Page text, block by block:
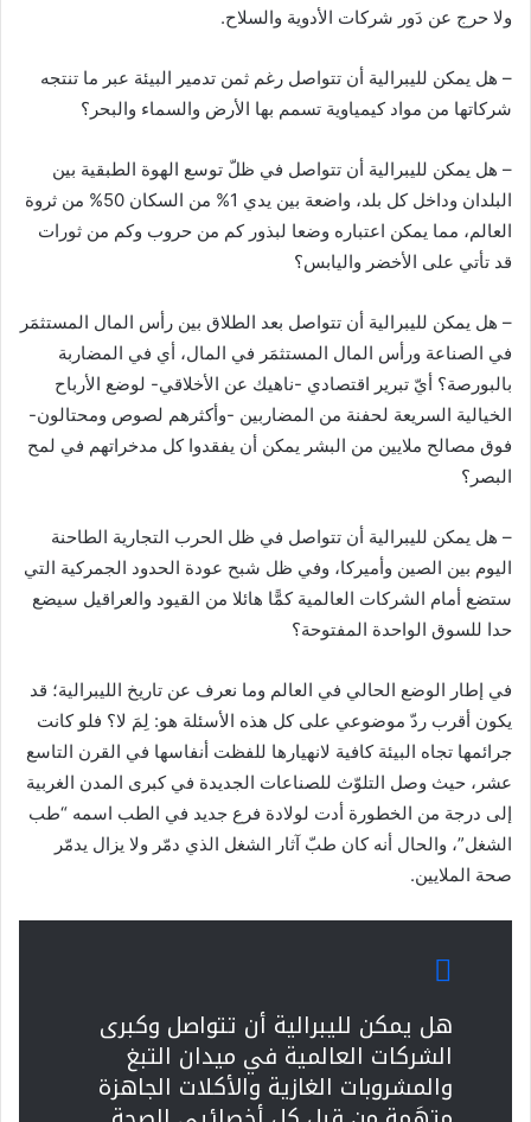
ولا حرج عن دَور شركات الأدوية والسلاح.
– هل يمكن لليبرالية أن تتواصل رغم ثمن تدمير البيئة عبر ما تنتجه
شركاتها من مواد كيمياوية تسمم بها الأرض والسماء والبحر؟
– هل يمكن لليبرالية أن تتواصل في ظلّ توسع الهوة الطبقية بين
البلدان وداخل كل بلد، واضعة بين يدي 1% من السكان 50% من ثروة
العالم، مما يمكن اعتباره وضعا لبذور كم من حروب وكم من ثورات
قد تأتي على الأخضر واليابس؟
– هل يمكن لليبرالية أن تتواصل بعد الطلاق بين رأس المال المستثمَر
في الصناعة ورأس المال المستثمَر في المال، أي في المضاربة
بالبورصة؟ أيّ تبرير اقتصادي -ناهيك عن الأخلاقي- لوضع الأرباح
الخيالية السريعة لحفنة من المضاربين -وأكثرهم لصوص ومحتالون-
فوق مصالح ملايين من البشر يمكن أن يفقدوا كل مدخراتهم في لمح
البصر؟
– هل يمكن لليبرالية أن تتواصل في ظل الحرب التجارية الطاحنة
اليوم بين الصين وأميركا، وفي ظل شبح عودة الحدود الجمركية التي
ستضع أمام الشركات العالمية كمًّا هائلا من القيود والعراقيل سيضع
حدا للسوق الواحدة المفتوحة؟
في إطار الوضع الحالي في العالم وما نعرف عن تاريخ الليبرالية؛ قد
يكون أقرب ردّ موضوعي على كل هذه الأسئلة هو: لِمَ لا؟ فلو كانت
جرائمها تجاه البيئة كافية لانهيارها للفظت أنفاسها في القرن التاسع
عشر، حيث وصل التلوّث للصناعات الجديدة في كبرى المدن الغربية
إلى درجة من الخطورة أدت لولادة فرع جديد في الطب اسمه “طب
الشغل”، والحال أنه كان طبّ آثار الشغل الذي دمّر ولا يزال يدمّر
صحة الملايين.
هل يمكن لليبرالية أن تتواصل وكبرى
الشركات العالمية في ميدان التبغ
والمشروبات الغازية والأكلات الجاهزة